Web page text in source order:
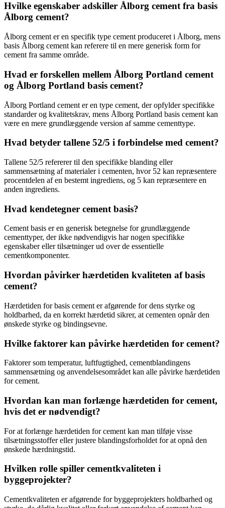
Hvilke egenskaber adskiller Ålborg cement fra basis
Ålborg cement?
Ålborg cement er en specifik type cement produceret i Ålborg, mens
basis Ålborg cement kan referere til en mere generisk form for
cement fra samme område.
Hvad er forskellen mellem Ålborg Portland cement
og Ålborg Portland basis cement?
Ålborg Portland cement er en type cement, der opfylder specifikke
standarder og kvalitetskrav, mens Ålborg Portland basis cement kan
være en mere grundlæggende version af samme cementtype.
Hvad betyder tallene 52/5 i forbindelse med cement?
Tallene 52/5 refererer til den specifikke blanding eller
sammensætning af materialer i cementen, hvor 52 kan repræsentere
procentdelen af en bestemt ingrediens, og 5 kan repræsentere en
anden ingrediens.
Hvad kendetegner cement basis?
Cement basis er en generisk betegnelse for grundlæggende
cementtyper, der ikke nødvendigvis har nogen specifikke
egenskaber eller tilsætninger ud over de essentielle
cementkomponenter.
Hvordan påvirker hærdetiden kvaliteten af basis
cement?
Hærdetiden for basis cement er afgørende for dens styrke og
holdbarhed, da en korrekt hærdetid sikrer, at cementen opnår den
ønskede styrke og bindingsevne.
Hvilke faktorer kan påvirke hærdetiden for cement?
Faktorer som temperatur, luftfugtighed, cementblandingens
sammensætning og anvendelsesområdet kan alle påvirke hærdetiden
for cement.
Hvordan kan man forlænge hærdetiden for cement,
hvis det er nødvendigt?
For at forlænge hærdetiden for cement kan man tilføje visse
tilsætningsstoffer eller justere blandingsforholdet for at opnå den
ønskede hærdningstid.
Hvilken rolle spiller cementkvaliteten i
byggeprojekter?
Cementkvaliteten er afgørende for byggeprojekters holdbarhed og